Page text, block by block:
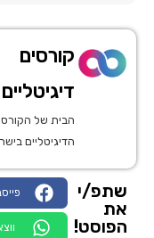
קורסים
דיגיטליים
הבית של
הדיגיטליים
שתפ/י
את
הפוסט!